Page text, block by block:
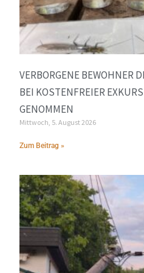
VERBORGENE BEWOHNER
BEI KOSTENFREIER
GENOMMEN
Mittwoch, 5. August 2026
Zum Beitrag »